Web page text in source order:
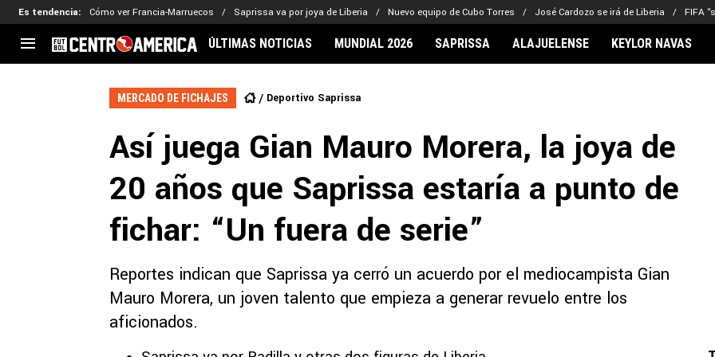
Es tendencia: Cómo ver Francia-Marruecos Saprissa va por joya de Liberia Nuevo equipo de Cubo Torres José Cardozo se irá de Liberia FIFA
CENTROAMÉRICA
El Salvador
CONCACAF
Liga de Naciones
Eliminatorias
Copa de Campeones
Copa Centroamericana
MLS
LEGIONARIOS
Kervin Arriaga
Nathaniel Méndez-Laing
Alajuelense
Herediano
Comunicaciones
Municipal
Real Estelí
Noticias
Real Madrid
ÚLTIMAS NOTICIAS MUNDIAL 2026 SAPRISSA ALAJUELENSE KEYLOR NAVAS
MERCADO DE FICHAJES Deportivo Saprissa
Así juega Gian Mauro Morera, la joya de
20 años que Saprissa estaría a punto de
fichar: “Un fuera de serie”
Reportes indican que Saprissa ya cerró un acuerdo por el mediocampista Gian
Mauro Morera, un joven talento que empieza a generar revuelo entre los
aficionados.